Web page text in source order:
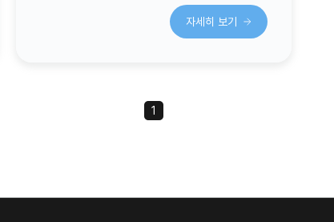
자세히 보기
1